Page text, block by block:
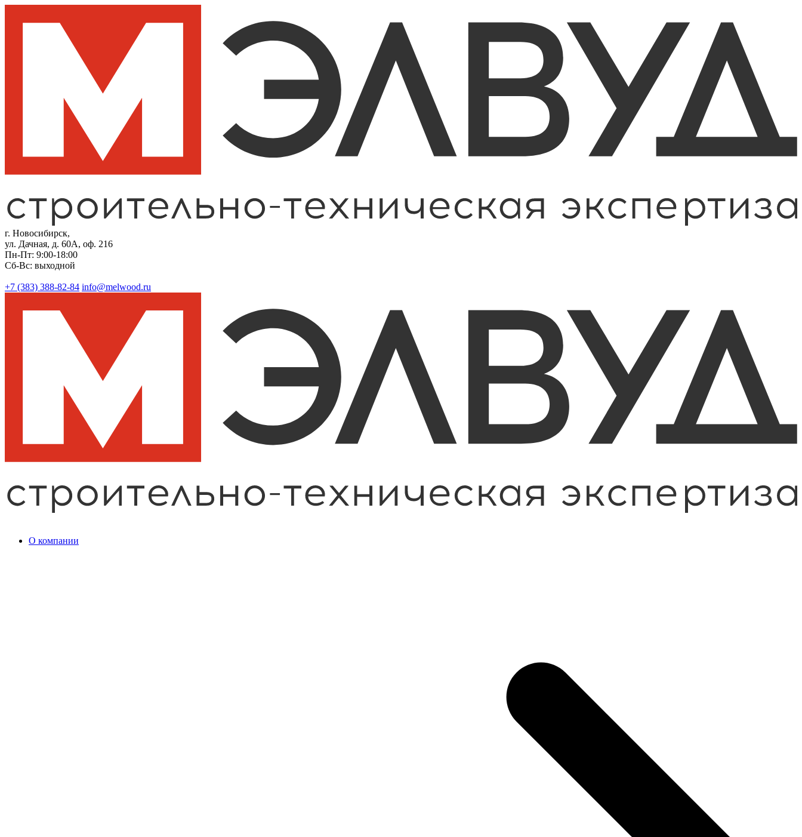
г. Новосибирск,
ул. Дачная, д. 60А, оф. 216
Пн-Пт: 9:00-18:00
Сб-Вс: выходной
+7 (383) 388-82-84 info@melwood.ru
О компании